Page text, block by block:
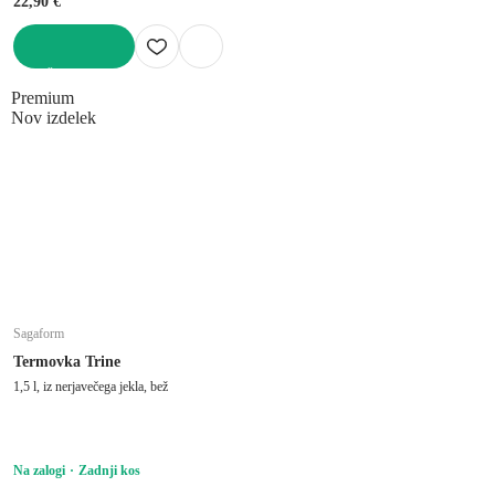
Premium
Nov izdelek
Sagaform
Termovka Trine
1,5 l, iz nerjavečega jekla, bež
Na zalogi Zadnji kos